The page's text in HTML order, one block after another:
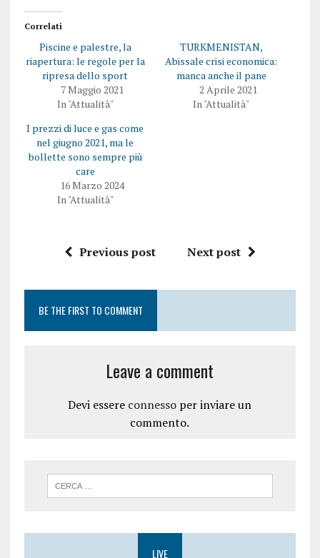
Correlati
Piscine e palestre, la
riapertura: le regole per la
ripresa dello sport
7 Maggio 2021
In "Attualità"
TURKMENISTAN,
Abissale crisi economica:
manca anche il pane
2 Aprile 2021
In "Attualità"
I prezzi di luce e gas come
nel giugno 2021, ma le
bollette sono sempre più
care
16 Marzo 2024
In "Attualità"
Previous post Next post
BE THE FIRST TO COMMENT
Leave a comment
Devi essere connesso per inviare un
commento.
LIVE